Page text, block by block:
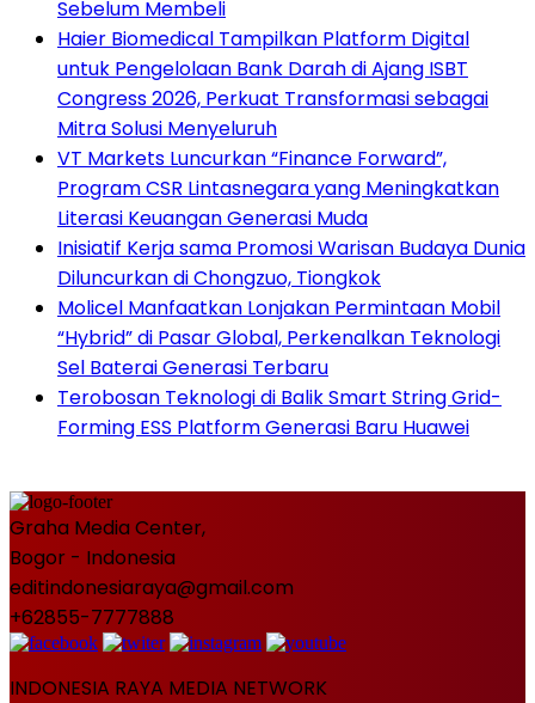
Sebelum Membeli
Haier Biomedical Tampilkan Platform Digital
untuk Pengelolaan Bank Darah di Ajang ISBT
Congress 2026, Perkuat Transformasi sebagai
Mitra Solusi Menyeluruh
VT Markets Luncurkan “Finance Forward”,
Program CSR Lintasnegara yang Meningkatkan
Literasi Keuangan Generasi Muda
Inisiatif Kerja sama Promosi Warisan Budaya Dunia
Diluncurkan di Chongzuo, Tiongkok
Molicel Manfaatkan Lonjakan Permintaan Mobil
“Hybrid” di Pasar Global, Perkenalkan Teknologi
Sel Baterai Generasi Terbaru
Terobosan Teknologi di Balik Smart String Grid-
Forming ESS Platform Generasi Baru Huawei
Graha Media Center,
Bogor - Indonesia
editindonesiaraya@gmail.com
+62855-7777888
INDONESIA RAYA MEDIA NETWORK